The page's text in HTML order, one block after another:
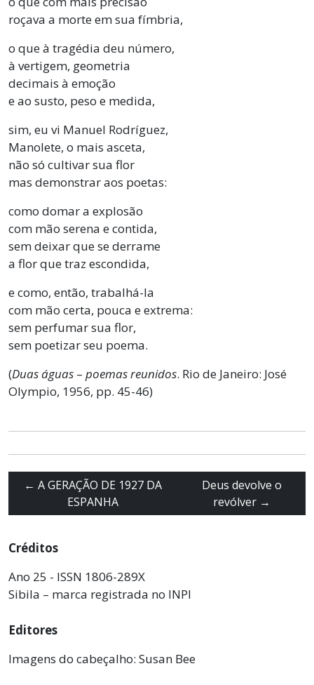
roçava a morte em sua fímbria,
o que à tragédia deu número,
à vertigem, geometria
decimais à emoção
e ao susto, peso e medida,
sim, eu vi Manuel Rodríguez,
Manolete, o mais asceta,
não só cultivar sua flor
mas demonstrar aos poetas:
como domar a explosão
com mão serena e contida,
sem deixar que se derrame
a flor que traz escondida,
e como, então, trabalhá-la
com mão certa, pouca e extrema:
sem perfumar sua flor,
sem poetizar seu poema.
(Duas águas – poemas reunidos. Rio de Janeiro: José
Olympio, 1956, pp. 45-46)
← A GERAÇÃO DE 1927 DA
ESPANHA
Deus devolve o
revólver →
Créditos
Ano 25 - ISSN 1806-289X
Sibila – marca registrada no INPI
Editores
Imagens do cabeçalho: Susan Bee